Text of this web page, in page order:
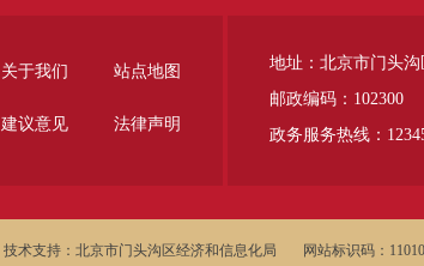
地址：北京市门头
邮政编码：102300
政务服务热线：
关于我们 站点地图
建议意见 法律声明
技术支持：北京市门头沟区经济和信息化局 网站标识码：